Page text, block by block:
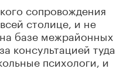
сопровождения
столице, и не
базе межрайонных
консультацией туда
психологи, и